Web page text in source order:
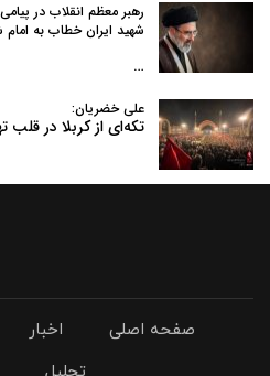
رهبر معظم انقلاب در
شهید ایران خطاب به
…
علی خضریان:
تکه‌ای از کربلا در قلب
صفحه اصلی اخبار